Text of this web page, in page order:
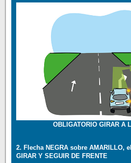
OBLIGATORIO GIRAR A
2. Flecha NEGRA sobre AMARILLO,
GIRAR Y SEGUIR DE FRENTE